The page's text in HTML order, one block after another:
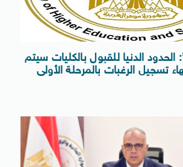
الحدود الدنيا للقبول بالكليات سيتم
تسجيل الرغبات بالمرحلة الأولى